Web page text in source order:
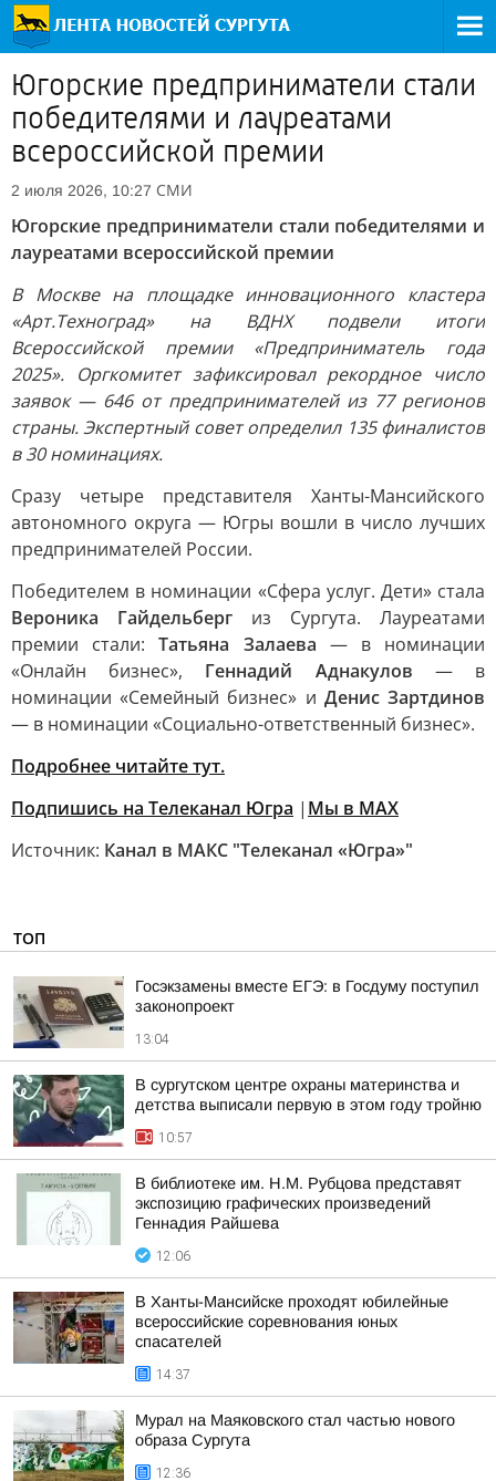
Югорские предприниматели стали
победителями и лауреатами
всероссийской премии
2 июля 2026, 10:27 СМИ
Югорские предприниматели стали победителями и
лауреатами всероссийской премии
В Москве на площадке инновационного кластера
«Арт.Техноград» на ВДНХ подвели итоги
Всероссийской премии «Предприниматель года
2025». Оргкомитет зафиксировал рекордное число
заявок — 646 от предпринимателей из 77 регионов
страны. Экспертный совет определил 135 финалистов
в 30 номинациях.
Сразу четыре представителя Ханты-Мансийского
автономного округа — Югры вошли в число лучших
предпринимателей России.
Победителем в номинации «Сфера услуг. Дети» стала
Вероника Гайдельберг из Сургута. Лауреатами
премии стали:Татьяна Залаева — в номинации
«Онлайн бизнес», Геннадий Аднакулов — в
номинации «Семейный бизнес» и Денис Зартдинов
— в номинации «Социально-ответственный бизнес».
Подробнее читайте тут.
Подпишись на Телеканал Югра | Мы в MAX
Источник: Канал в МАКС "Телеканал «Югра»"
ТОП
Госэкзамены вместе ЕГЭ: в Госдуму поступил
законопроект
13:04
В сургутском центре охраны материнства и
детства выписали первую в этом году тройню
10:57
В библиотеке им. Н.М. Рубцова представят
экспозицию графических произведений
Геннадия Райшева
12:06
В Ханты-Мансийске проходят юбилейные
всероссийские соревнования юных
спасателей
14:37
Мурал на Маяковского стал частью нового
образа Сургута
12:36